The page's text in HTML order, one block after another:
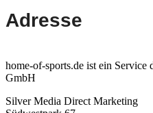
Adresse
home-of-sports.de ist ein
GmbH
Silver Media Direct Marketing